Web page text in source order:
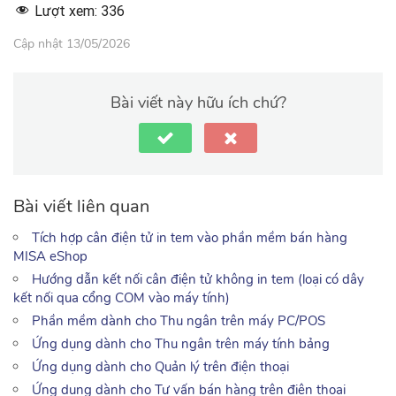
Lượt xem: 336
Cập nhật 13/05/2026
Bài viết này hữu ích chứ?
Bài viết liên quan
Tích hợp cân điện tử in tem vào phần mềm bán hàng
MISA eShop
Hướng dẫn kết nối cân điện tử không in tem (loại có dây
kết nối qua cổng COM vào máy tính)
Phần mềm dành cho Thu ngân trên máy PC/POS
Ứng dụng dành cho Thu ngân trên máy tính bảng
Ứng dụng dành cho Quản lý trên điện thoại
Ứng dụng dành cho Tư vấn bán hàng trên điện thoại